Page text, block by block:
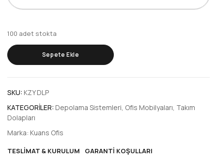
100 adet stokta
Sepete Ekle
SKU: KZY DLP
KATEGORILER: Depolama Sistemleri Ofis Mobilyaları Takım
Dolapları
Marka: Kuans Ofis
TESLIMAT & KURULUM
GARANTI KOŞULLARI